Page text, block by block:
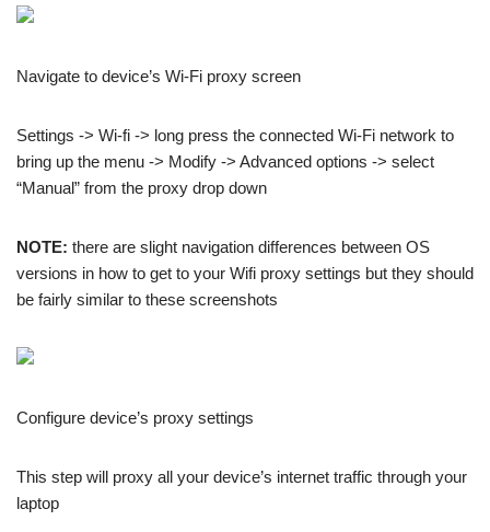
Navigate to device’s Wi-Fi proxy screen
Settings -> Wi-fi -> long press the connected Wi-Fi network to
bring up the menu -> Modify -> Advanced options -> select
“Manual” from the proxy drop down
NOTE: there are slight navigation differences between OS
versions in how to get to your Wifi proxy settings but they should
be fairly similar to these screenshots
Configure device’s proxy settings
This step will proxy all your device’s internet traffic through your
laptop